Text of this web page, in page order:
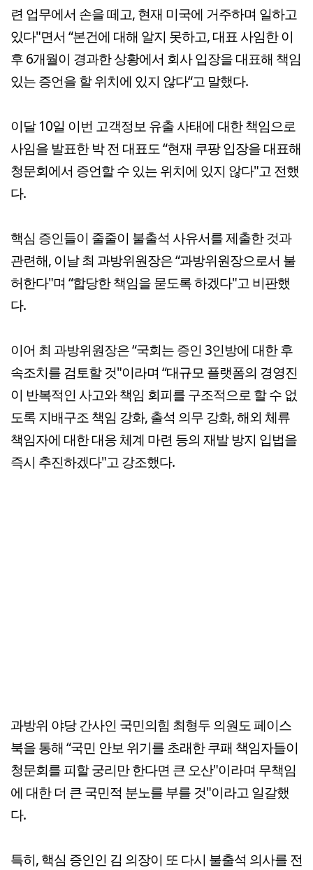
련 업무에서 손을 떼고, 현재 미국에 거주하며 일하고
있다"면서 “본건에 대해 알지 못하고, 대표 사임한 이
후 6개월이 경과한 상황에서 회사 입장을 대표해 책임
있는 증언을 할 위치에 있지 않다“고 말했다.
이달 10일 이번 고객정보 유출 사태에 대한 책임으로
사임을 발표한 박 전 대표도 “현재 쿠팡 입장을 대표해
청문회에서 증언할 수 있는 위치에 있지 않다"고 전했
다.
핵심 증인들이 줄줄이 불출석 사유서를 제출한 것과
관련해, 이날 최 과방위원장은 “과방위원장으로서 불
허한다"며 “합당한 책임을 묻도록 하겠다"고 비판했
다.
이어 최 과방위원장은 “국회는 증인 3인방에 대한 후
속조치를 검토할 것"이라며 “대규모 플랫폼의 경영진
이 반복적인 사고와 책임 회피를 구조적으로 할 수 없
도록 지배구조 책임 강화, 출석 의무 강화, 해외 체류
책임자에 대한 대응 체계 마련 등의 재발 방지 입법을
즉시 추진하겠다"고 강조했다.
과방위 야당 간사인 국민의힘 최형두 의원도 페이스
북을 통해 “국민 안보 위기를 초래한 쿠패 책임자들이
청문회를 피할 궁리만 한다면 큰 오산"이라며 무책임
에 대한 더 큰 국민적 분노를 부를 것"이라고 일갈했
다.
특히, 핵심 증인인 김 의장이 또 다시 불출석 의사를 전